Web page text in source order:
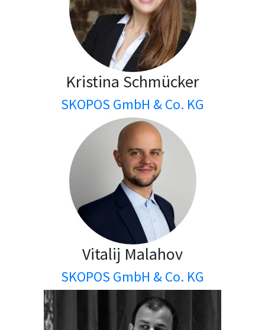
Kristina Schmücker
SKOPOS GmbH & Co. KG
Vitalij Malahov
SKOPOS GmbH & Co. KG